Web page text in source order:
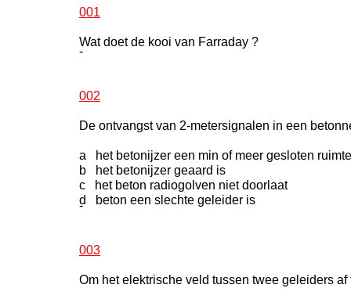
001
Wat doet de kooi van Farraday ?
-
002
De ontvangst van 2-metersignalen in een
a het betonijzer een min of meer gesloten
b het betonijzer geaard is
c het beton radiogolven niet doorlaat
d beton een slechte geleider is
-
003
Om het elektrische veld tussen twee geleiders